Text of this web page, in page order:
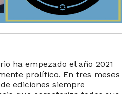
ha empezado el año 2021
prolífico. En tres meses
ediciones siempre